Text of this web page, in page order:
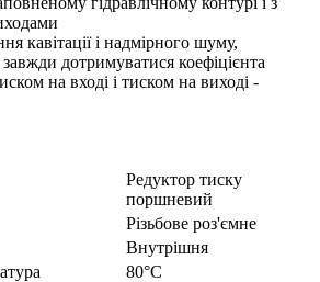
кавітації і надмірного шуму,
дотримуватися коефіцієнта
на вході і тиском на виході -
Редуктор тиску
поршневий
Різьбове роз'ємне
Внутрішня
80°C